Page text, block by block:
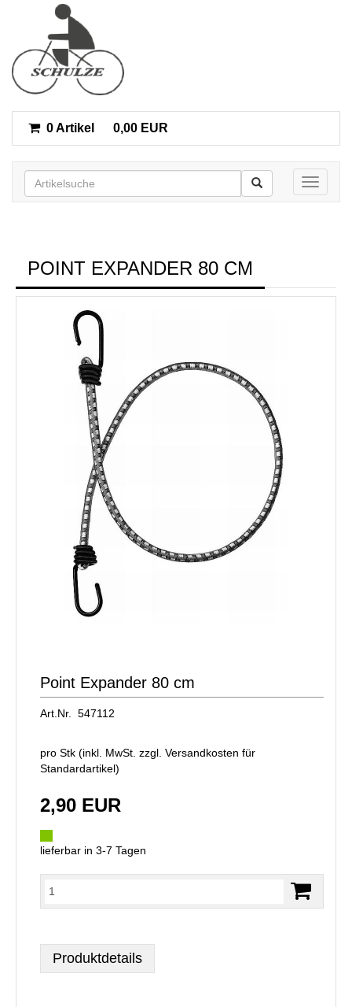
0 Artikel 0,00 EUR
Toggle
POINT EXPANDER 80 CM
Point Expander 80 cm
Art.Nr. 547112
pro Stk (inkl. MwSt. zzgl. Versandkosten für
Standardartikel)
2,90 EUR
lieferbar in 3-7 Tagen
Produktdetails